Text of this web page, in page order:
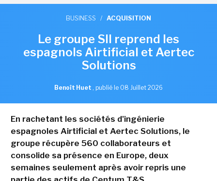
BUSINESS / ACQUISITION
Le groupe SII reprend les
espagnols Airtificial et Aertec
Solutions
Benoît Huet , publié le 08 Juillet 2026
En rachetant les sociétés d'ingénierie
espagnoles Airtificial et Aertec Solutions, le
groupe récupère 560 collaborateurs et
consolide sa présence en Europe, deux
semaines seulement après avoir repris une